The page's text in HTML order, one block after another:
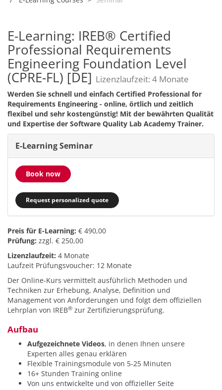
E-Learning: IREB® Certified
Professional Requirements
Engineering Foundation Level
(CPRE-FL) [DE] Lizenzlaufzeit: 4 Monate
Werden Sie schnell und einfach Certified Professional for
Requirements Engineering - online, örtlich und zeitlich
flexibel und sehr kostengünstig! Mit der bewährten Qualität
und Expertise der Software Quality Lab Academy Trainer.
E-Learning Seminar
Book now
Request personalized quote
Preis für E-Learning: € 490,00
Prüfung: zzgl. € 250,00
Lizenzlaufzeit: 4 Monate
Laufzeit Prüfungsvoucher: 12 Monate
Der Online-Kurs vermittelt ausführlich Methoden und
Techniken zur Erhebung, Analyse, Definition und
Management von Anforderungen und folgt dem offiziellen
Lehrplan von IREB® zur Zertifizierungsprüfung.
Aufbau
Aufgezeichnete Videos, in denen Ihnen unsere
Experten alles genau erklären
Flexible Trainingsmodule von 5-25 Minuten
16+ Stunden Training online
Von uns entwickelte und von offizieller Seite